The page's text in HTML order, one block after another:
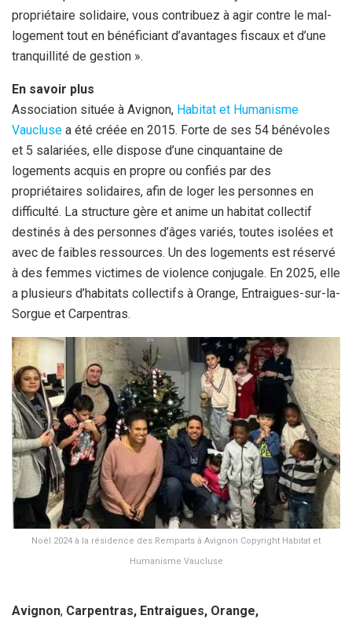
propriétaire solidaire, vous contribuez à agir contre le mal-
logement tout en bénéficiant d’avantages fiscaux et d’une
tranquillité de gestion ».
En savoir plus
Association située à Avignon, Habitat et Humanisme
Vaucluse a été créée en 2015. Forte de ses 54 bénévoles
et 5 salariées, elle dispose d’une cinquantaine de
logements acquis en propre ou confiés par des
propriétaires solidaires, afin de loger les personnes en
difficulté. La structure gère et anime un habitat collectif
destinés à des personnes d’âges variés, toutes isolées et
avec de faibles ressources. Un des logements est réservé
à des femmes victimes de violence conjugale. En 2025, elle
a plusieurs d’habitats collectifs à Orange, Entraigues-sur-la-
Sorgue et Carpentras.
Noël 2024 à la résidence des Remparts à Avignon Copyright Habitat et
Humanisme Vaucluse
Avignon, Carpentras, Entraigues, Orange,